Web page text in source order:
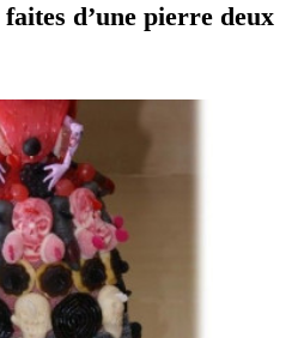
d’une pierre deux